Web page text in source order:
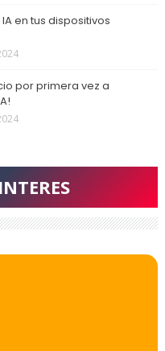
en tus dispositivos
por primera vez a